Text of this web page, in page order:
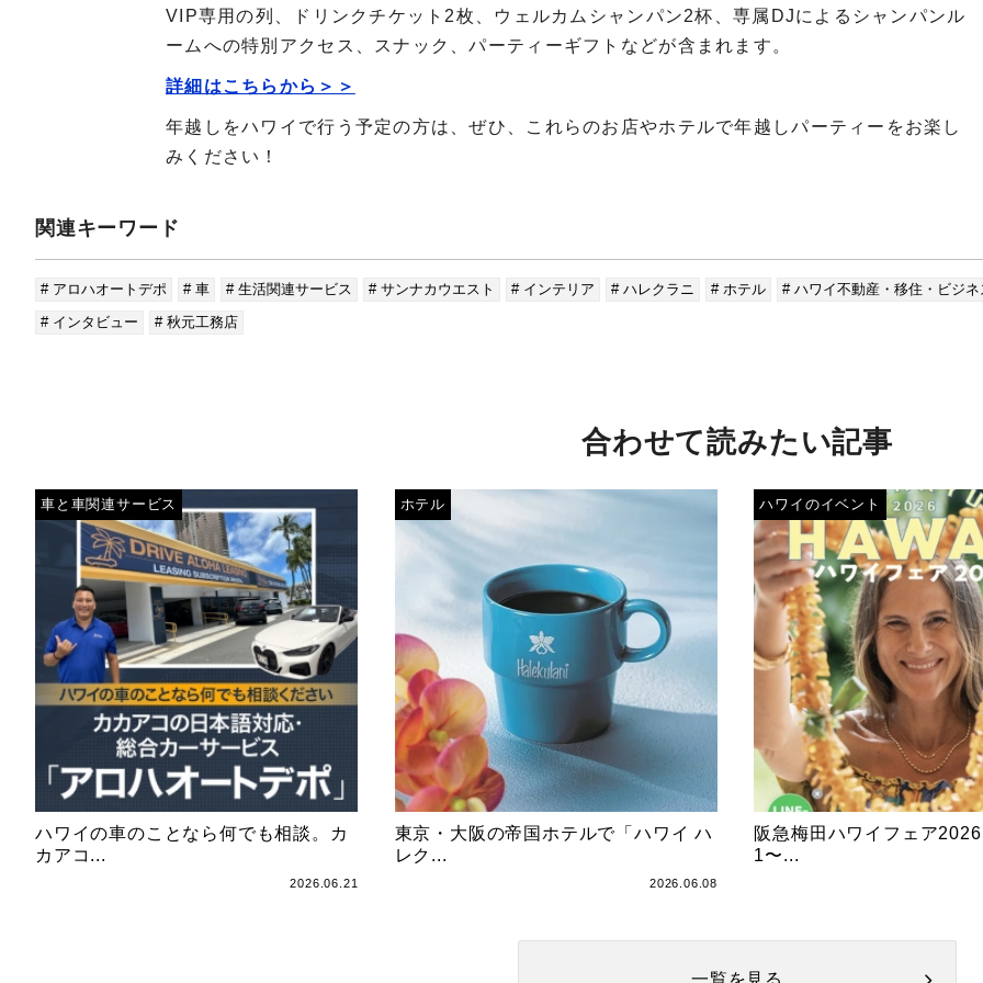
VIP専用の列、ドリンクチケット2枚、ウェルカムシャンパン2杯、専属DJによるシャンパンル
ームへの特別アクセス、スナック、パーティーギフトなどが含まれます。
詳細はこちらから＞＞
年越しをハワイで行う予定の方は、ぜひ、これらのお店やホテルで年越しパーティーをお楽し
みください！
関連キーワード
# アロハオートデポ # 車 # 生活関連サービス # サンナカウエスト # インテリア # ハレクラニ # ホテル
# ハワイ不動産・移住・ビジ
# インタビュー
# 秋元工務店
合わせて読みたい記事
車と車関連サービス
ハワイの車のことなら何でも相談。カ
カアコ...
2026.06.21
ホテル
東京・大阪の帝国ホテルで「ハワイ ハ
レク...
2026.06.08
ハワイのイベント
阪急梅田ハワイフェア2026
1〜...